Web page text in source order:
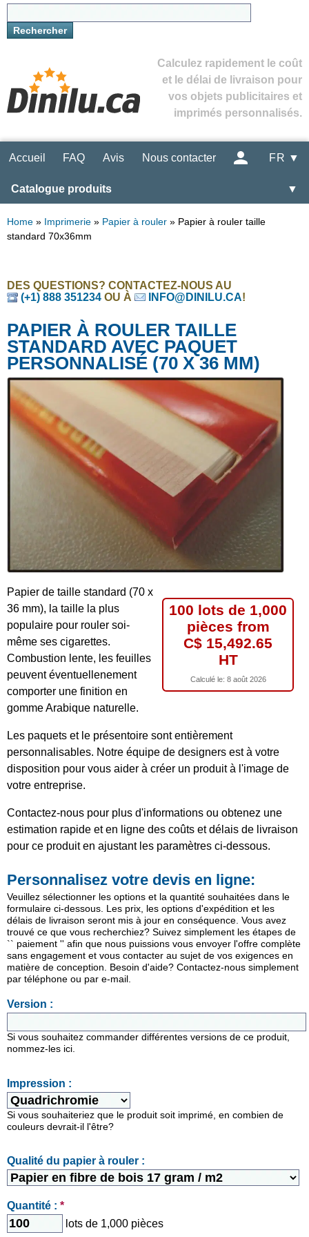
Calculez rapidement le coût
et le délai de livraison pour
vos objets publicitaires et
imprimés personnalisés.
Accueil FAQ Avis Nous contacter FR ▼
Catalogue produits ▼
Home » Imprimerie » Papier à rouler » Papier à rouler taille
standard 70x36mm
DES QUESTIONS? CONTACTEZ-NOUS AU
(+1) 888 351234 OU À INFO@DINILU.CA!
PAPIER À ROULER TAILLE
STANDARD AVEC PAQUET
PERSONNALISÉ (70 X 36 MM)
100 lots de 1,000
pièces from
C$ 15,492.65
HT
Calculé le: 8 août 2026
Papier de taille standard (70 x
36 mm), la taille la plus
populaire pour rouler soi-
même ses cigarettes.
Combustion lente, les feuilles
peuvent éventuellenement
comporter une finition en
gomme Arabique naturelle.
Les paquets et le présentoire sont entièrement
personnalisables. Notre équipe de designers est à votre
disposition pour vous aider à créer un produit à l'image de
votre entreprise.
Contactez-nous pour plus d'informations ou obtenez une
estimation rapide et en ligne des coûts et délais de livraison
pour ce produit en ajustant les paramètres ci-dessous.
Personnalisez votre devis en ligne:
Veuillez sélectionner les options et la quantité souhaitées dans le
formulaire ci-dessous. Les prix, les options d'expédition et les
délais de livraison seront mis à jour en conséquence. Vous avez
trouvé ce que vous recherchiez? Suivez simplement les étapes de
`` paiement '' afin que nous puissions vous envoyer l'offre complète
sans engagement et vous contacter au sujet de vos exigences en
matière de conception. Besoin d'aide? Contactez-nous simplement
par téléphone ou par e-mail.
Version :
Si vous souhaitez commander différentes versions de ce produit,
nommez-les ici.
Impression :
Si vous souhaiteriez que le produit soit imprimé, en combien de
couleurs devrait-il l'être?
Qualité du papier à rouler :
Quantité : *
lots de 1,000 pièces